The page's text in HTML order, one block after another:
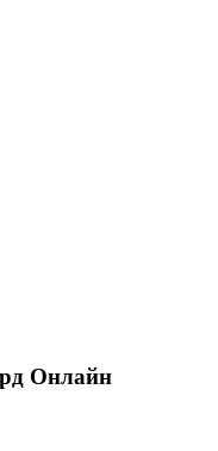
Онлайн